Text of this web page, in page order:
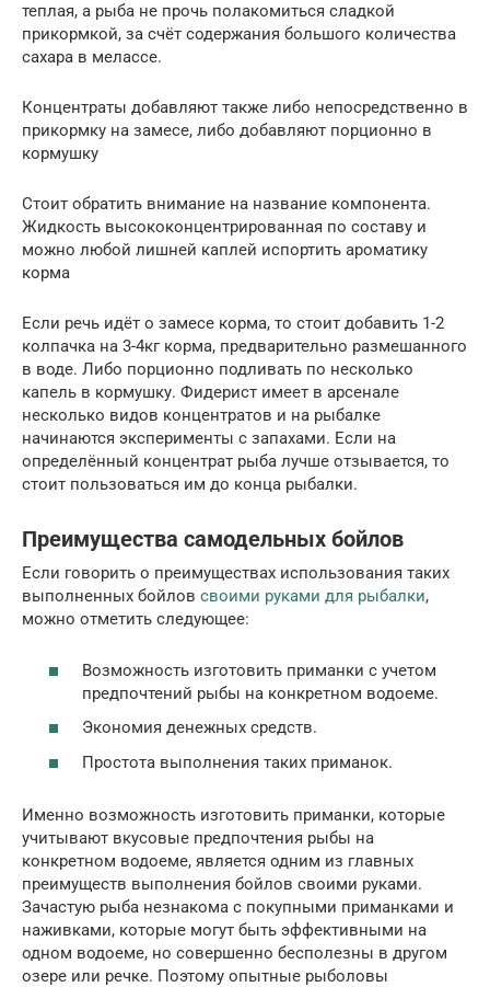
теплая, а рыба не прочь полакомиться сладкой
прикормкой, за счёт содержания большого количества
сахара в мелассе.
Концентраты добавляют также либо непосредственно в
прикормку на замесе, либо добавляют порционно в
кормушку
Стоит обратить внимание на название компонента.
Жидкость высококонцентрированная по составу и
можно любой лишней каплей испортить ароматику
корма
Если речь идёт о замесе корма, то стоит добавить 1-2
колпачка на 3-4кг корма, предварительно размешанного
в воде. Либо порционно подливать по несколько
капель в кормушку. Фидерист имеет в арсенале
несколько видов концентратов и на рыбалке
начинаются эксперименты с запахами. Если на
определённый концентрат рыба лучше отзывается, то
стоит пользоваться им до конца рыбалки.
Преимущества самодельных бойлов
Если говорить о преимуществах использования таких
выполненных бойлов своими руками для рыбалки,
можно отметить следующее:
Возможность изготовить приманки с учетом
предпочтений рыбы на конкретном водоеме.
Экономия денежных средств.
Простота выполнения таких приманок.
Именно возможность изготовить приманки, которые
учитывают вкусовые предпочтения рыбы на
конкретном водоеме, является одним из главных
преимуществ выполнения бойлов своими руками.
Зачастую рыба незнакома с покупными приманками и
наживками, которые могут быть эффективными на
одном водоеме, но совершенно бесполезны в другом
озере или речке. Поэтому опытные рыболовы